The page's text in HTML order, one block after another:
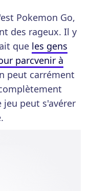
Pokemon Go,
des rageux. Il y
que les gens
parcvenir à
peut carrément
jeu peut s'avérer